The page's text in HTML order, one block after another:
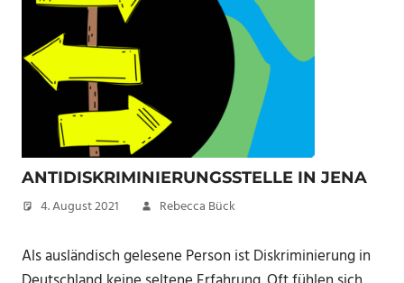
ANTIDISKRIMINIERUNGSSTELLE IN JENA
4. August 2021 Rebecca Bück
Als ausländisch gelesene Person ist Diskriminierung in